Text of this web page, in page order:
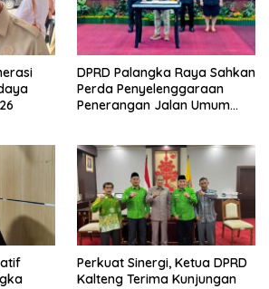
DPRD Palangka Raya Sahkan
Perda Penyelenggaraan
Penerangan Jalan Umum
Perkuat Sinergi, Ketua DPRD
Kalteng Terima Kunjungan